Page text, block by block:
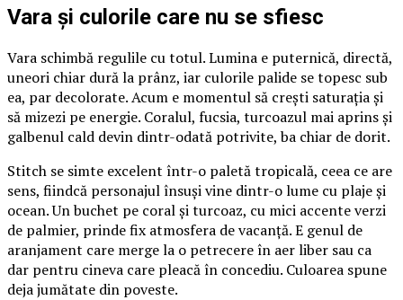
Vara și culorile care nu se sfiesc
Vara schimbă regulile cu totul. Lumina e puternică, directă,
uneori chiar dură la prânz, iar culorile palide se topesc sub
ea, par decolorate. Acum e momentul să crești saturația și
să mizezi pe energie. Coralul, fucsia, turcoazul mai aprins și
galbenul cald devin dintr-odată potrivite, ba chiar de dorit.
Stitch se simte excelent într-o paletă tropicală, ceea ce are
sens, fiindcă personajul însuși vine dintr-o lume cu plaje și
ocean. Un buchet pe coral și turcoaz, cu mici accente verzi
de palmier, prinde fix atmosfera de vacanță. E genul de
aranjament care merge la o petrecere în aer liber sau ca
dar pentru cineva care pleacă în concediu. Culoarea spune
deja jumătate din poveste.